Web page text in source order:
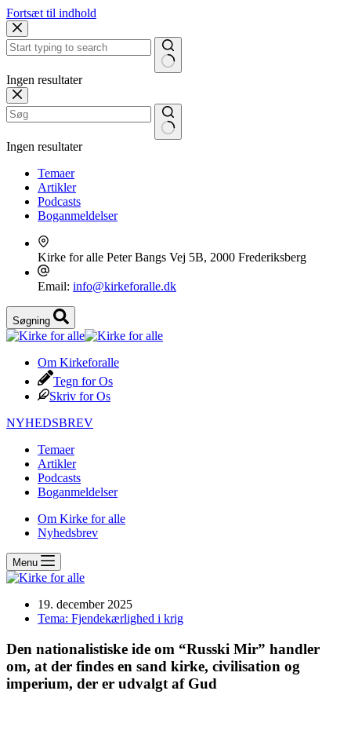
Fortsæt til indhold
Ingen resultater
Ingen resultater
Temaer
Artikler
Podcasts
Boganmeldelser
Kirke for alle Peter Bangs Vej 5B, 2000 Frederiksberg
Email: info@kirkeforalle.dk
Søgning
Om Kirkeforalle
Tegn for Os
Skriv for Os
NYHEDSBREV
Temaer
Artikler
Podcasts
Boganmeldelser
Om Kirke for alle
Nyhedsbrev
Menu
19. december 2025
Tema: Fjendekærlighed i krig
Den nationalistiske ide om “Russki Mir” handler
om, at der findes en sand kirke, civilisation og
imperium, der er udvalgt af Gud